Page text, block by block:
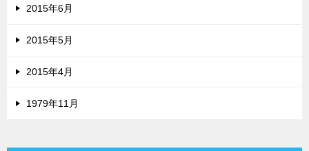
2015年6月
2015年5月
2015年4月
1979年11月